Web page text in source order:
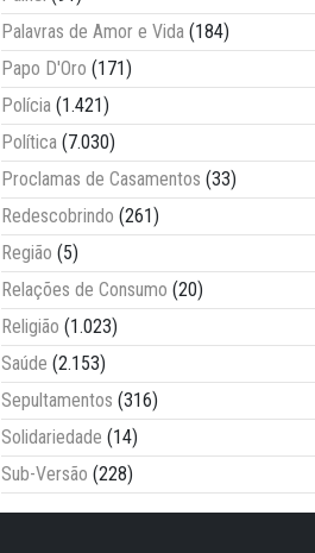
Palavras de Amor e Vida (184)
Papo D'Oro (171)
Polícia (1.421)
Política (7.030)
Proclamas de Casamentos (33)
Redescobrindo (261)
Região (5)
Relações de Consumo (20)
Religião (1.023)
Saúde (2.153)
Sepultamentos (316)
Solidariedade (14)
Sub-Versão (228)